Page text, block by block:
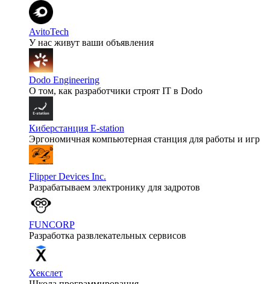
AvitoTech
У нас живут ваши объявления
Dodo Engineering
О том, как разработчики строят IT в Dodo
Киберстанция E-station
Эргономичная компьютерная станция для работы и игр
Flipper Devices Inc.
Разрабатываем электронику для задротов
FUNCORP
Разработка развлекательных сервисов
Хекслет